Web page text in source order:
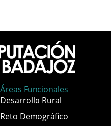
Áreas Funcionales
Desarrollo Rural
Reto Demográfico